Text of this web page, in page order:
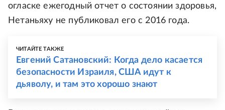
огласке ежегодный отчет о состоянии здоровья,
Нетаньяху не публиковал его с 2016 года.
ЧИТАЙТЕ ТАКЖЕ
Евгений Сатановский: Когда дело касается
безопасности Израиля, США идут к
дьяволу, и там это хорошо знают